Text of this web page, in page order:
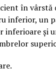
în vârstă
inferior, un
inferioare și